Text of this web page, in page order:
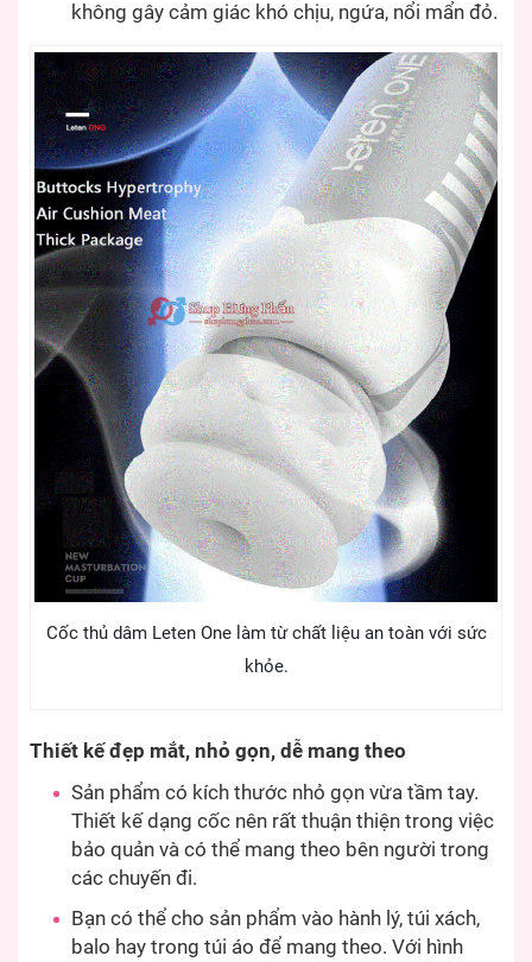
không gây cảm giác khó chịu, ngứa, nổi mẩn đỏ.
Cốc thủ dâm Leten One làm từ chất liệu an toàn với sức
khỏe.
Thiết kế đẹp mắt, nhỏ gọn, dễ mang theo
Sản phẩm có kích thước nhỏ gọn vừa tầm tay.
Thiết kế dạng cốc nên rất thuận thiện trong việc
bảo quản và có thể mang theo bên người trong
các chuyến đi.
Bạn có thể cho sản phẩm vào hành lý, túi xách,
balo hay trong túi áo để mang theo. Với hình